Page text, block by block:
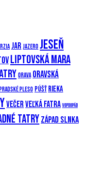
Jar JazeroJeseň
Liptovská mara
Orava Oravská
pleso Púšť Rieka
večerVeľká Fatra Vopdopád
TatryZápad slnka